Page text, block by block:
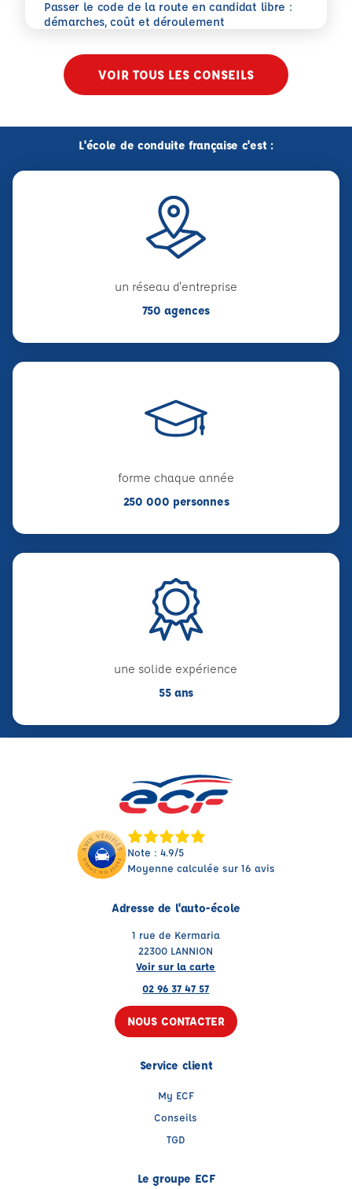
Passer le code de la route en candidat libre :
démarches, coût et déroulement
En savoir plus
VOIR TOUS LES CONSEILS
L'école de conduite française c'est :
un réseau d'entreprise
750 agences
forme chaque année
250 000 personnes
une solide expérience
55 ans
Note : 4.9/5
Moyenne calculée sur 16 avis
Adresse de l'auto-école
1 rue de Kermaria
22300 LANNION
Voir sur la carte
02 96 37 47 57
NOUS CONTACTER
Service client
My ECF
Conseils
TGD
Le groupe ECF